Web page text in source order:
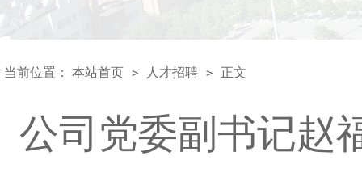
当前位置： 本站首页 > 人才招聘 > 正文
公司党委副书记赵